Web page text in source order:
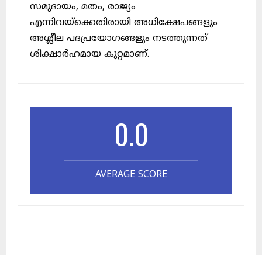
സമുദായം, മതം, രാജ്യം
എന്നിവയ്ക്കെതിരായി അധിക്ഷേപങ്ങളും
അശ്ലീല പദപ്രയോഗങ്ങളും നടത്തുന്നത്
ശിക്ഷാർഹമായ കുറ്റമാണ്.
0.0
AVERAGE SCORE